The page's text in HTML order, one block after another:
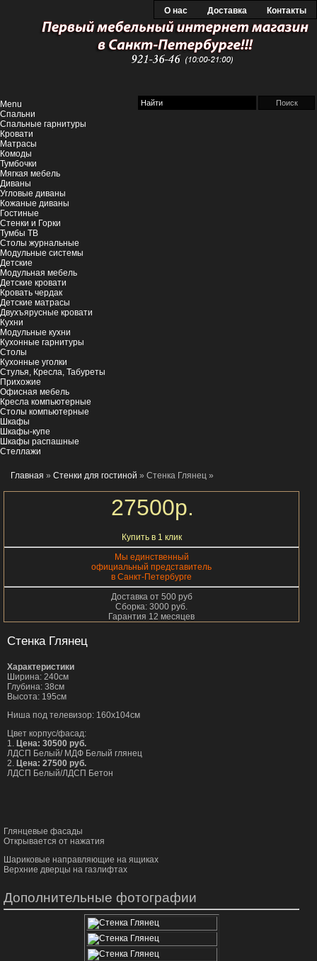
О нас Доставка Контакты
Menu
Спальни
Спальные гарнитуры
Кровати
Матрасы
Комоды
Тумбочки
Мягкая мебель
Диваны
Угловые диваны
Кожаные диваны
Гостиные
Стенки и Горки
Тумбы ТВ
Столы журнальные
Модульные системы
Детские
Модульная мебель
Детские кровати
Кровать чердак
Детские матрасы
Двухъярусные кровати
Кухни
Модульные кухни
Кухонные гарнитуры
Столы
Кухонные уголки
Стулья, Кресла, Табуреты
Прихожие
Офисная мебель
Кресла компьютерные
Столы компьютерные
Шкафы
Шкафы-купе
Шкафы распашные
Стеллажи
Главная » Стенки для гостиной » Стенка Глянец »
27500р.
Купить в 1 клик
Мы единственный
официальный представитель
в Санкт-Петербурге
Доставка от 500 руб
Сборка: 3000 руб.
Гарантия 12 месяцев
Стенка Глянец
Характеристики
Ширина: 240см
Глубина: 38см
Высота: 195см
Ниша под телевизор: 160х104см
Цвет корпус/фасад:
1. Цена: 30500 руб.
ЛДСП Белый/ МДФ Белый глянец
2. Цена: 27500 руб.
ЛДСП Белый/ЛДСП Бетон
Глянцевые фасады
Открывается от нажатия
Шариковые направляющие на ящиках
Верхние дверцы на газлифтах
Дополнительные фотографии